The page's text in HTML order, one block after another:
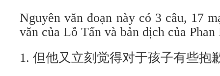
Nguyên văn đoạn này có 3 câu, 17
văn của Lỗ Tấn và bản dịch của
1. 但他又立刻觉得对于孩子有些抱